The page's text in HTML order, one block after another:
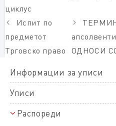
циклус
Испит по
предметот
Трговско право
ОДНОСИ
Информации за уписи
Уписи
Распореди